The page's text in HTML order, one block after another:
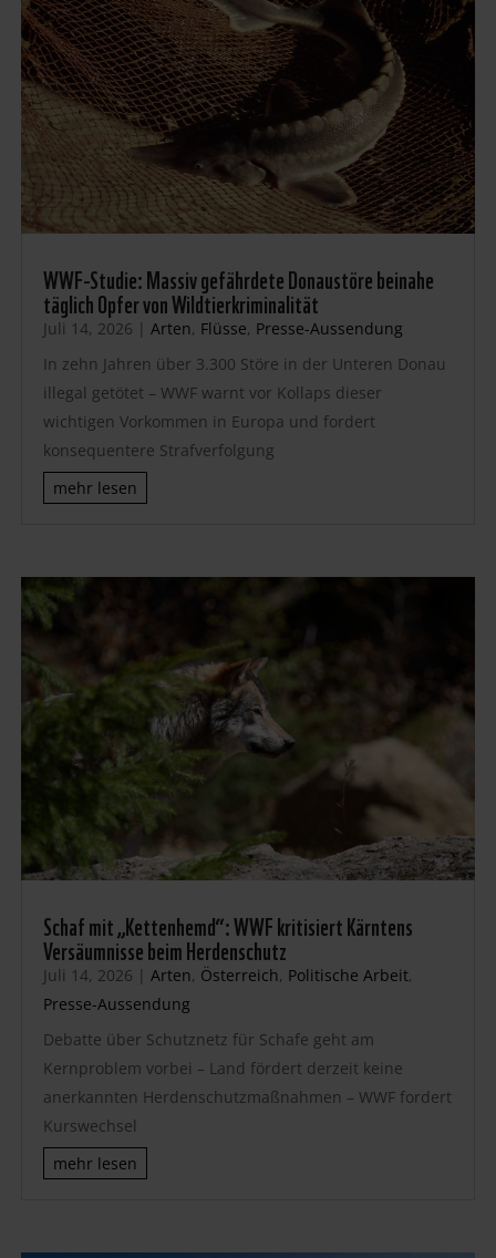
WWF-Studie: Massiv gefährdete Donaustöre beinahe
täglich Opfer von Wildtierkriminalität
Juli 14, 2026 | Arten, Flüsse, Presse-Aussendung
In zehn Jahren über 3.300 Störe in der Unteren Donau
illegal getötet – WWF warnt vor Kollaps dieser
wichtigen Vorkommen in Europa und fordert
konsequentere Strafverfolgung
mehr lesen
Schaf mit „Kettenhemd“: WWF kritisiert Kärntens
Versäumnisse beim Herdenschutz
Juli 14, 2026 | Arten, Österreich, Politische Arbeit,
Presse-Aussendung
Debatte über Schutznetz für Schafe geht am
Kernproblem vorbei – Land fördert derzeit keine
anerkannten Herdenschutzmaßnahmen – WWF fordert
Kurswechsel
mehr lesen